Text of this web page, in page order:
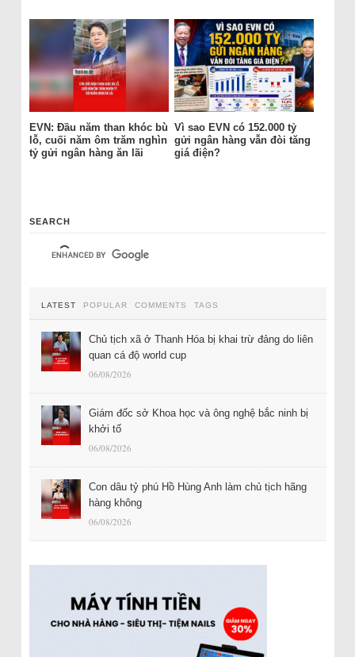
EVN: Đầu năm than khóc bù
lỗ, cuối năm ôm trăm nghìn
tỷ gửi ngân hàng ăn lãi
Vì sao EVN có 152.000 tỷ
gửi ngân hàng vẫn đòi tăng
giá điện?
SEARCH
LATEST POPULAR COMMENTS TAGS
Chủ tịch xã ở Thanh Hóa bị khai trừ đảng do liên
quan cá độ world cup
06/08/2026
Giám đốc sở Khoa học và ông nghệ bắc ninh bị
khởi tố
06/08/2026
Con dâu tỷ phú Hồ Hùng Anh làm chủ tịch hãng
hàng không
06/08/2026